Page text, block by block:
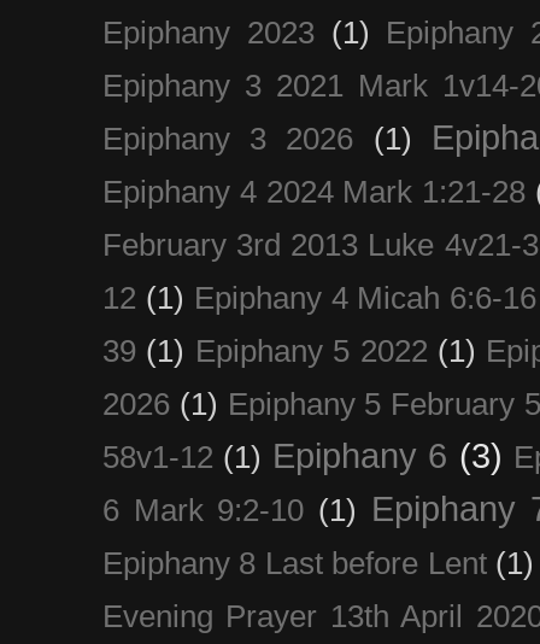
Epiphany 2023 (1)
Epiphany
Epiphany 3 2021 Mark 1v14-
Epiphany 3 2026
(1)
Epiphany 4 2024 Mark 1:21-28
February 3rd 2013 Luke 4v21-
12 (1) Epiphany 4 Micah 6:6-16
39 (1) Epiphany 5 2022 (1)
2026 (1) Epiphany 5 February
58v1-12 (1) Epiphany 6 (3)
6 Mark 9:2-10 (1) Epiphany
Epiphany 8 Last before Lent (1)
Evening Prayer 13th April